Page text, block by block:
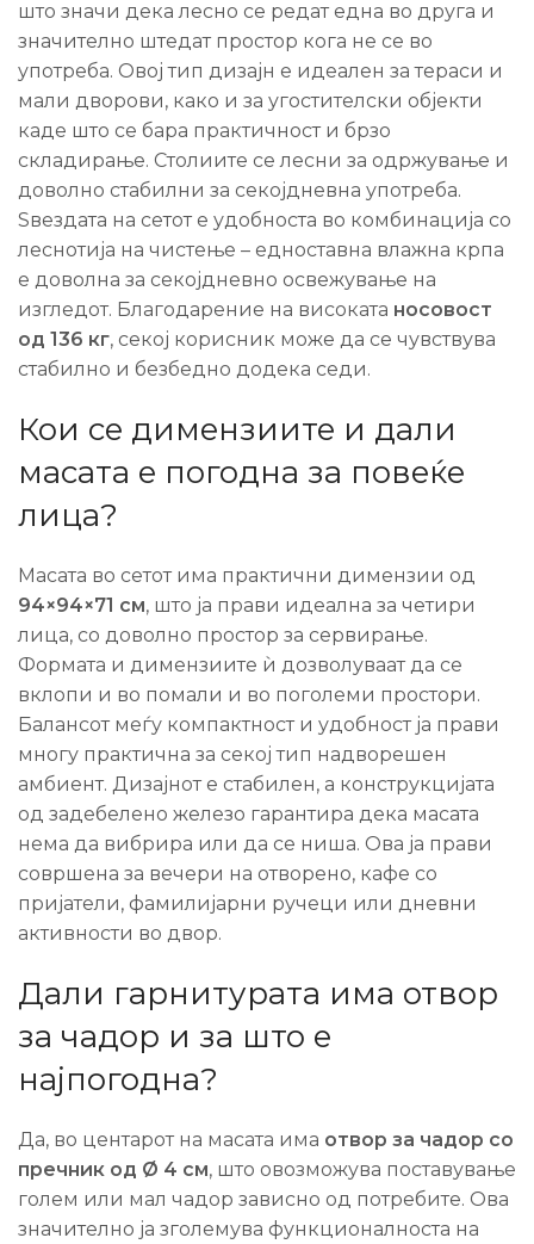
што значи дека лесно се редат една во друга и
значително штедат простор кога не се во
употреба. Овој тип дизајн е идеален за тераси и
мали дворови, како и за угостителски објекти
каде што се бара практичност и брзо
складирање. Столиите се лесни за одржување и
доволно стабилни за секојдневна употреба.
Ѕвездата на сетот е удобноста во комбинација со
леснотија на чистење – едноставна влажна крпа
е доволна за секојдневно освежување на
изгледот. Благодарение на високата носовост
од 136 кг, секој корисник може да се чувствува
стабилно и безбедно додека седи.
Кои се димензиите и дали
масата е погодна за повеќе
лица?
Масата во сетот има практични димензии од
94×94×71 см, што ја прави идеална за четири
лица, со доволно простор за сервирање.
Формата и димензиите ѝ дозволуваат да се
вклопи и во помали и во поголеми простори.
Балансот меѓу компактност и удобност ја прави
многу практична за секој тип надворешен
амбиент. Дизајнот е стабилен, а конструкцијата
од задебелено железо гарантира дека масата
нема да вибрира или да се ниша. Ова ја прави
совршена за вечери на отворено, кафе со
пријатели, фамилијарни ручеци или дневни
активности во двор.
Дали гарнитурата има отвор
за чадор и за што е
најпогодна?
Да, во центарот на масата има отвор за чадор со
пречник од Ø 4 см, што овозможува поставување
голем или мал чадор зависно од потребите. Ова
значително ја зголемува функционалноста на